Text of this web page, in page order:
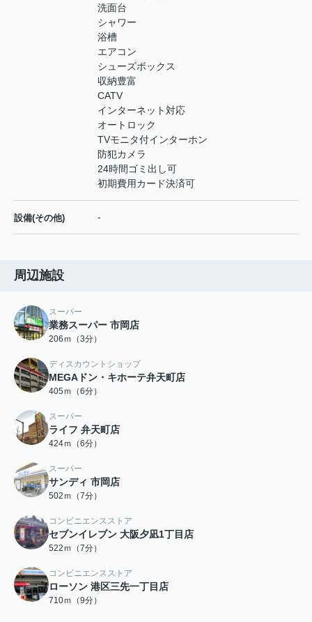
洗面台
シャワー
浴槽
エアコン
シューズボックス
収納豊富
CATV
インターネット対応
オートロック
TVモニタ付インターホン
防犯カメラ
24時間ゴミ出し可
初期費用カード決済可
設備(その他) -
周辺施設
スーパー
業務スーパー 市岡店
206ｍ（3分）
ディスカウントショップ
MEGAドン・キホーテ弁天町店
405ｍ（6分）
スーパー
ライフ 弁天町店
424ｍ（6分）
スーパー
サンディ 市岡店
502ｍ（7分）
コンビニエンスストア
セブンイレブン 大阪夕凪1丁目店
522ｍ（7分）
コンビニエンスストア
ローソン 港区三先一丁目店
710ｍ（9分）